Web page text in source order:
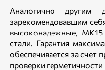
Аналогично
зарекомендовавшим
высоконадежные,
стали. Гарантия
обеспечивается за счет
проверки